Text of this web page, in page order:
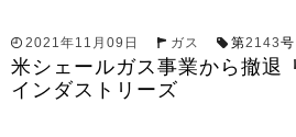
2021年11月09日 ガス 第2143号
米シェールガス事業から撤退
インダストリーズ